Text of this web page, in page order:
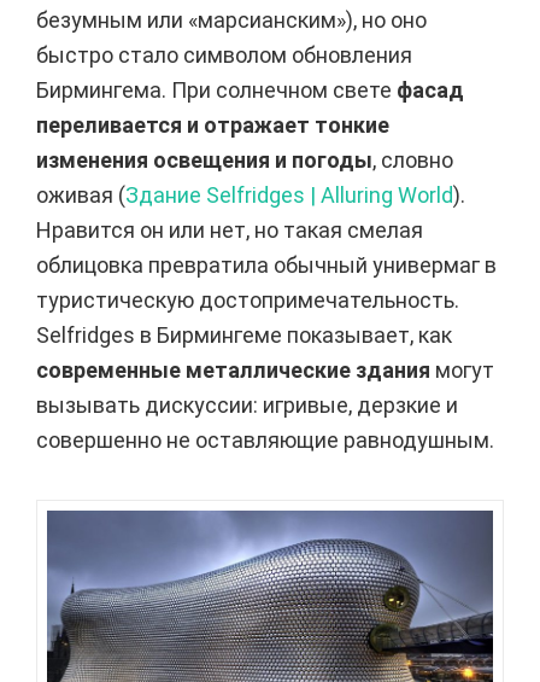
безумным или «марсианским»), но оно
быстро стало символом обновления
Бирмингема. При солнечном свете фасад
переливается и отражает тонкие
изменения освещения и погоды, словно
оживая (Здание Selfridges | Alluring World).
Нравится он или нет, но такая смелая
облицовка превратила обычный универмаг в
туристическую достопримечательность.
Selfridges в Бирмингеме показывает, как
современные металлические здания могут
вызывать дискуссии: игривые, дерзкие и
совершенно не оставляющие равнодушным.